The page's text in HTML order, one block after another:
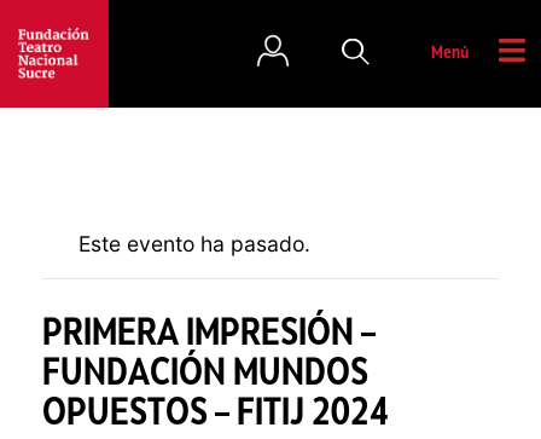
Menú
Este evento ha pasado.
PRIMERA IMPRESIÓN –
FUNDACIÓN MUNDOS
OPUESTOS – FITIJ 2024